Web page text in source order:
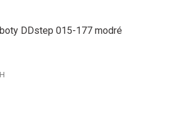
DDstep 015-177 modré